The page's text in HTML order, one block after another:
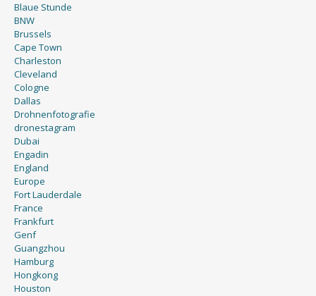
Blaue Stunde
BNW
Brussels
Cape Town
Charleston
Cleveland
Cologne
Dallas
Drohnenfotografie
dronestagram
Dubai
Engadin
England
Europe
Fort Lauderdale
France
Frankfurt
Genf
Guangzhou
Hamburg
Hongkong
Houston